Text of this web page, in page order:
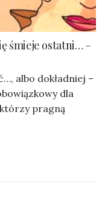
śmieje ostatni… –
albo dokładniej –
dla
pragną